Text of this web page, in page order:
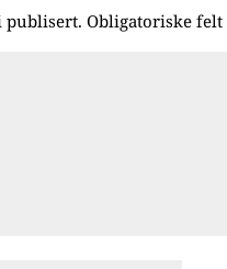
publisert. Obligatoriske